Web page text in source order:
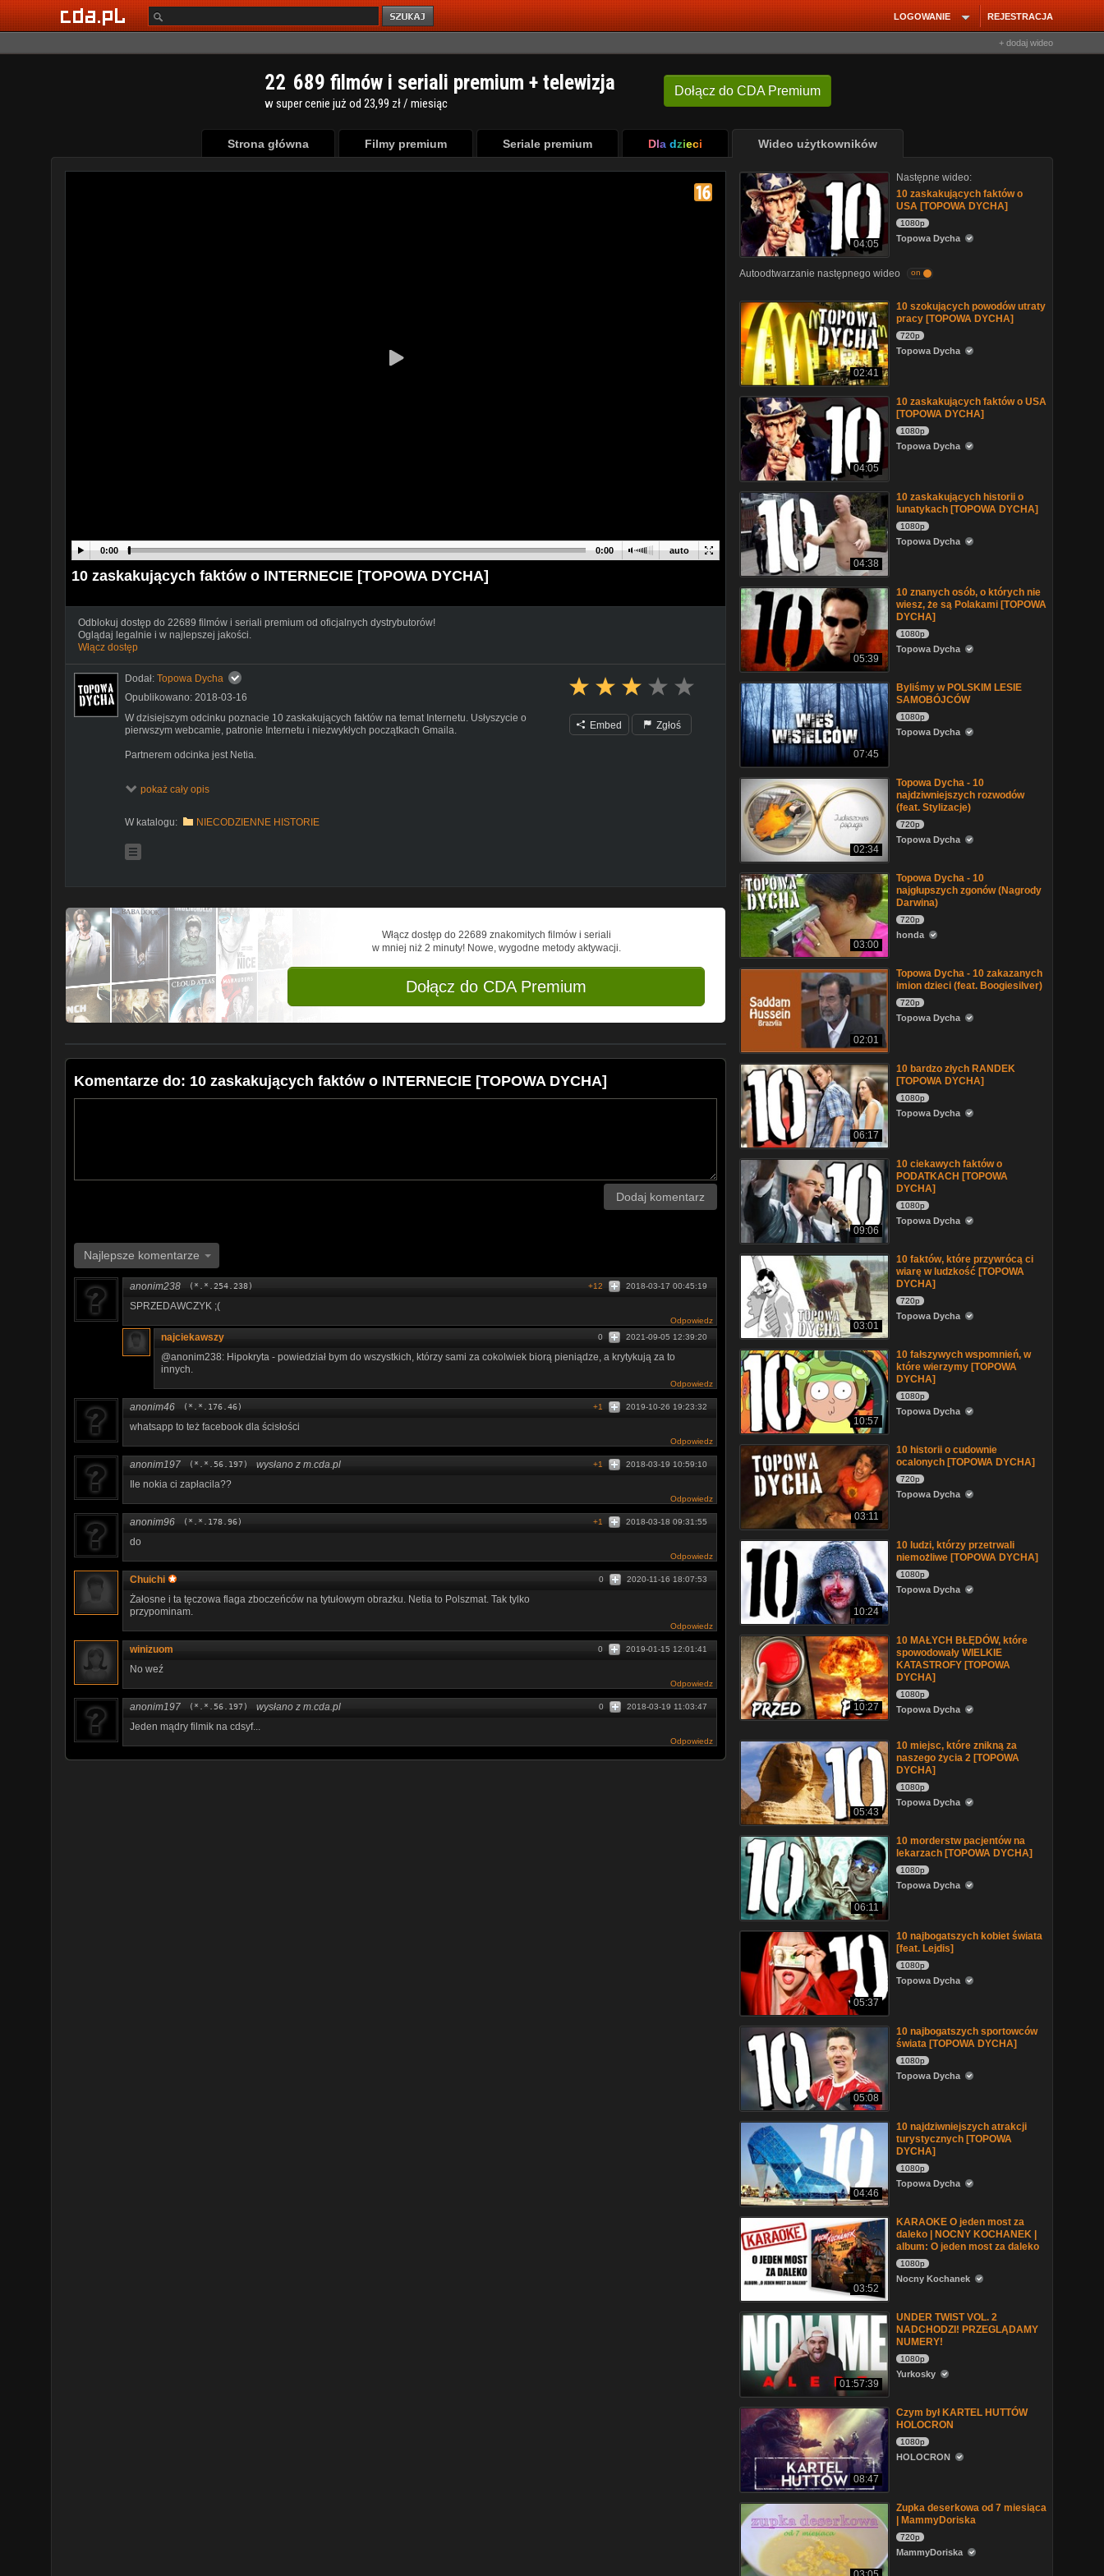
REJESTRACJA
LOGOWANIE
+ dodaj wideo
Dołącz do CDA Premium
22 689 filmów i seriali premium + telewizja
w super cenie już od 23,99 zł / miesiąc
Strona główna Filmy premium Seriale premium Dla dzieci Wideo użytkowników
auto
0:00 0:00
10 zaskakujących faktów o INTERNECIE [TOPOWA DYCHA]
Odblokuj dostęp do 22689 filmów i seriali premium od oficjalnych dystrybutorów!
Oglądaj legalnie i w najlepszej jakości.
Włącz dostęp
Dodał: Topowa Dycha
Opublikowano: 2018-03-16
W dzisiejszym odcinku poznacie 10 zaskakujących faktów na temat Internetu. Usłyszycie o
pierwszym webcamie, patronie Internetu i niezwykłych początkach Gmaila.
Partnerem odcinka jest Netia.
raz cię rozbawią, a kiedy indziej wzruszą do łez. Od teorii konspiracyjnych, przez nietypowe
☠
Współpraca: marta.wolosik@mediakraft.tv
--
https://mediakraft.tv
https://www.facebook.com/Mediakrafttv
https://instagram.com/mediakraft.tv
https://twitter.com/mediakraftpl
https://www.youtube.com/user/Mediakraftpolska
Film wyprodukowany przez:
Mediakraft PL Sp. z o.o.
Mediakraft PL Sp. z o.o. is a subsidiary of Mediakraft Networks GmbH
pokaż cały opis
W katalogu: NIECODZIENNE HISTORIE
Embed Zgłoś
Włącz dostęp do 22689 znakomitych filmów i seriali
w mniej niż 2 minuty! Nowe, wygodne metody aktywacji.
Dołącz do CDA Premium
Komentarze do: 10 zaskakujących faktów o INTERNECIE [TOPOWA DYCHA]
Dodaj komentarz
Najlepsze komentarze
anonim238 (*.*.254.238) 2018-03-17 00:45:19
+12
SPRZEDAWCZYK ;(
Odpowiedz
najciekawszy 2021-09-05 12:39:20
0
@anonim238: Hipokryta - powiedział bym do wszystkich, którzy sami za cokolwiek biorą pieniądze, a krytykują za to
innych.
Odpowiedz
anonim46 (*.*.176.46) 2019-10-26 19:23:32
+1
whatsapp to też facebook dla ścisłości
Odpowiedz
anonim197 (*.*.56.197) wysłano z m.cda.pl 2018-03-19 10:59:10
+1
Ile nokia ci zapłacila??
Odpowiedz
anonim96 (*.*.178.96) 2018-03-18 09:31:55
+1
do
Odpowiedz
Chuichi 2020-11-16 18:07:53
0
Żałosne i ta tęczowa flaga zboczeńców na tytułowym obrazku. Netia to Polszmat. Tak tylko
przypominam.
Odpowiedz
winizuom 2019-01-15 12:01:41
0
No weź
Odpowiedz
anonim197 (*.*.56.197) wysłano z m.cda.pl 2018-03-19 11:03:47
0
Jeden mądry filmik na cdsyf...
Odpowiedz
04:05
Następne wideo:
10 zaskakujących faktów o
USA [TOPOWA DYCHA]
1080p
Topowa Dycha
Autoodtwarzanie następnego wideo on
02:41
10 szokujących powodów utraty
pracy [TOPOWA DYCHA]
720p
Topowa Dycha
04:05
10 zaskakujących faktów o USA
[TOPOWA DYCHA]
1080p
Topowa Dycha
04:38
10 zaskakujących historii o
lunatykach [TOPOWA DYCHA]
1080p
Topowa Dycha
05:39
10 znanych osób, o których nie
wiesz, że są Polakami [TOPOWA
DYCHA]
1080p
Topowa Dycha
07:45
Byliśmy w POLSKIM LESIE
SAMOBÓJCÓW
1080p
Topowa Dycha
02:34
Topowa Dycha - 10
najdziwniejszych rozwodów
(feat. Stylizacje)
720p
Topowa Dycha
03:00
Topowa Dycha - 10
najgłupszych zgonów (Nagrody
Darwina)
720p
honda
02:01
Topowa Dycha - 10 zakazanych
imion dzieci (feat. Boogiesilver)
720p
Topowa Dycha
06:17
10 bardzo złych RANDEK
[TOPOWA DYCHA]
1080p
Topowa Dycha
09:06
10 ciekawych faktów o
PODATKACH [TOPOWA
DYCHA]
1080p
Topowa Dycha
03:01
10 faktów, które przywrócą ci
wiarę w ludzkość [TOPOWA
DYCHA]
720p
Topowa Dycha
10:57
10 fałszywych wspomnień, w
które wierzymy [TOPOWA
DYCHA]
1080p
Topowa Dycha
03:11
10 historii o cudownie
ocalonych [TOPOWA DYCHA]
720p
Topowa Dycha
10:24
10 ludzi, którzy przetrwali
niemożliwe [TOPOWA DYCHA]
1080p
Topowa Dycha
10:27
10 MAŁYCH BŁĘDÓW, które
spowodowały WIELKIE
KATASTROFY [TOPOWA
DYCHA]
1080p
Topowa Dycha
05:43
10 miejsc, które znikną za
naszego życia 2 [TOPOWA
DYCHA]
1080p
Topowa Dycha
06:11
10 morderstw pacjentów na
lekarzach [TOPOWA DYCHA]
1080p
Topowa Dycha
05:37
10 najbogatszych kobiet świata
[feat. Lejdis]
1080p
Topowa Dycha
05:08
10 najbogatszych sportowców
świata [TOPOWA DYCHA]
1080p
Topowa Dycha
04:46
10 najdziwniejszych atrakcji
turystycznych [TOPOWA
DYCHA]
1080p
Topowa Dycha
03:52
KARAOKE O jeden most za
daleko | NOCNY KOCHANEK |
album: O jeden most za daleko
1080p
Nocny Kochanek
01:57:39
UNDER TWIST VOL. 2
NADCHODZI! PRZEGLĄDAMY
NUMERY!
1080p
Yurkosky
08:47
Czym był KARTEL HUTTÓW
HOLOCRON
1080p
HOLOCRON
Zupka deserkowa od 7 miesiąca
| MammyDoriska
720p
MammyDoriska